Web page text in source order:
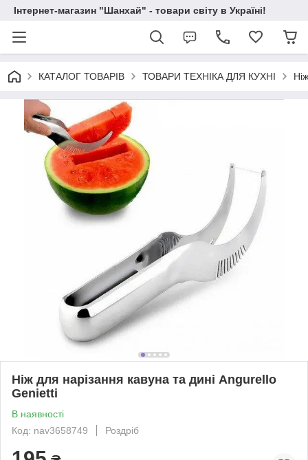
Інтернет-магазин "Шанхай" - товари світу в Україні!
КАТАЛОГ ТОВАРІВ ТОВАРИ ТЕХНІКА ДЛЯ КУХНІ
Ніж для нарізання кавуна та дині Angurello
Genietti
В наявності
Код: nav3658749
Роздріб